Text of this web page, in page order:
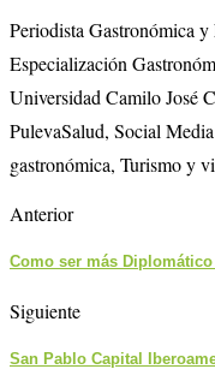
Periodista Gastronómica
Especialización
Universidad Camilo José
PulevaSalud, Social
gastronómica, Turismo y
Anterior
Como ser más
Siguiente
San Pablo Capital